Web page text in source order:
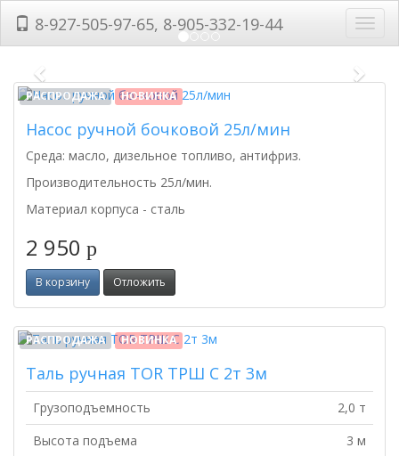
8-927-505-97-65, 8-905-332-19-44
Previous Next
РАСПРОДАЖА НОВИНКА
Насос ручной бочковой 25л/мин
Среда: масло, дизельное топливо, антифриз.
Производительность 25л/мин.
Материал корпуса - сталь
2 950 p
В корзину Отложить
РАСПРОДАЖА НОВИНКА
Таль ручная TOR ТРШ C 2т 3м
Грузоподъемность
2,0 т
Высота подъема
3 м